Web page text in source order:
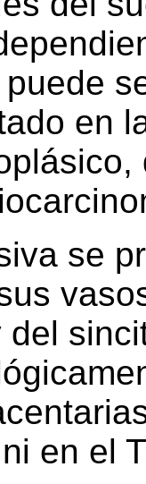
en
se
en el